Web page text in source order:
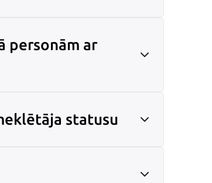
personām ar
statusu